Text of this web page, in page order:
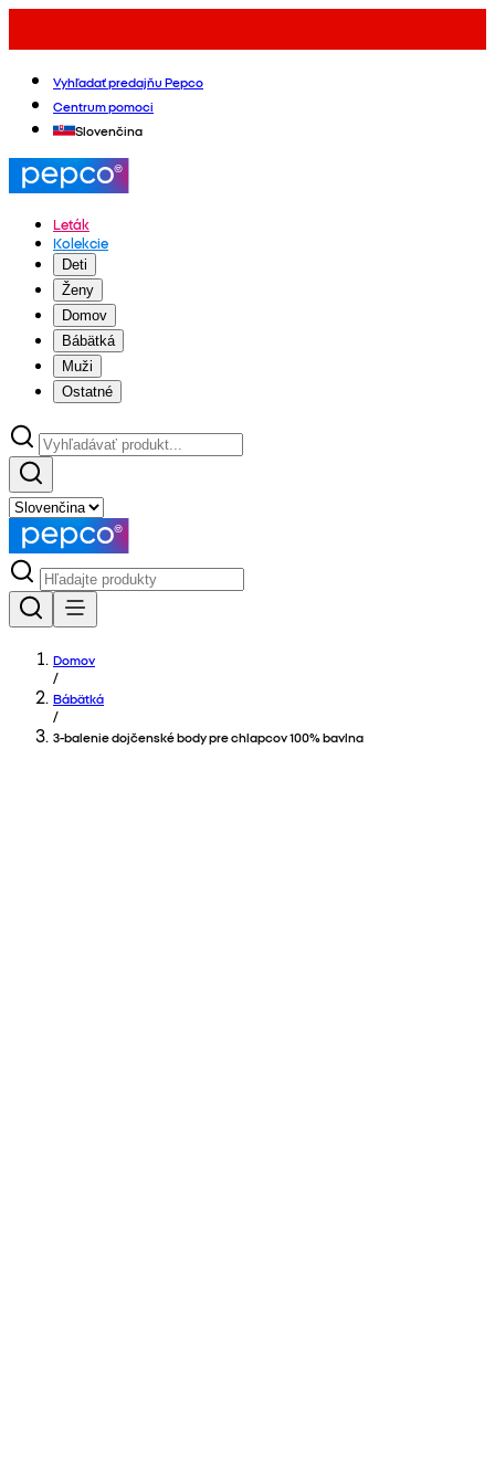
Vyhľadať predajňu Pepco
Centrum pomoci
Slovenčina
Leták
Kolekcie
Deti
Ženy
Domov
Bábätká
Muži
Ostatné
Domov
/
Bábätká
/
3-balenie dojčenské body pre chlapcov 100% bavlna